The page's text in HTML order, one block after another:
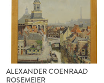
ALEXANDER COENRAAD
ROSEMEIER